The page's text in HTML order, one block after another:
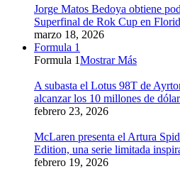
Jorge Matos Bedoya obtiene
Superfinal de Rok Cup en
marzo 18, 2026
Formula 1
Formula 1Mostrar Más
A subasta el Lotus 98T de
alcanzar los 10 millones de
febrero 23, 2026
McLaren presenta el Artura
Edition, una serie limitada
febrero 19, 2026